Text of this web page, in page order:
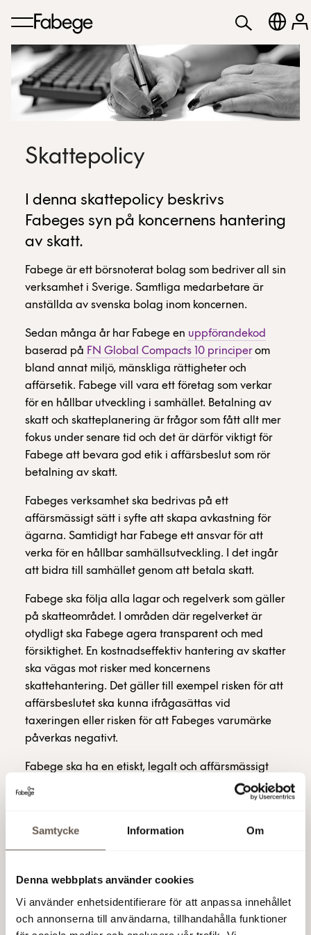
Samtycke Information Om
Denna webbplats använder cookies
Vi använder enhetsidentifierare för att anpassa innehållet
och annonserna till användarna, tillhandahålla funktioner
Skattepolicy
I denna skattepolicy beskrivs
Fabeges syn på koncernens hantering
av skatt.
Fabege är ett börsnoterat bolag som bedriver all sin
verksamhet i Sverige. Samtliga medarbetare är
anställda av svenska bolag inom koncernen.
Sedan många år har Fabege en uppförandekod
baserad på FN Global Compacts 10 principerom
bland annat miljö, mänskliga rättigheter och
affärsetik. Fabege vill vara ett företag som verkar
för en hållbar utveckling i samhället. Betalning av
skatt och skatteplanering är frågor som fått allt mer
fokus under senare tid och det är därför viktigt för
Fabege att bevara god etik i affärsbeslut som rör
betalning av skatt.
Fabeges verksamhet ska bedrivas på ett
affärsmässigt sätt i syfte att skapa avkastning för
ägarna. Samtidigt har Fabege ett ansvar för att
verka för en hållbar samhällsutveckling. I det ingår
att bidra till samhället genom att betala skatt.
Fabege ska följa alla lagar och regelverk som gäller
på skatteområdet. I områden där regelverket är
otydligt ska Fabege agera transparent och med
försiktighet. En kostnadseffektiv hantering av skatter
ska vägas mot risker med koncernens
skattehantering. Det gäller till exempel risken för att
affärsbeslutet ska kunna ifrågasättas vid
taxeringen eller risken för att Fabeges varumärke
påverkas negativt.
Fabege ska ha en etiskt, legalt och affärsmässigt
motiverad skattehantering och helt avstå från
aggressiv eller avancerad skatteplanering. Med
Fabege åtgärder som syftar till att minska
koncernens skattebelastning utan att ge avkall på
affärsmässig motiverad skattehantering kan
nämnas optimering av skattemässiga avskrivningar
på koncernens fastigheter, möjligheten att paketera